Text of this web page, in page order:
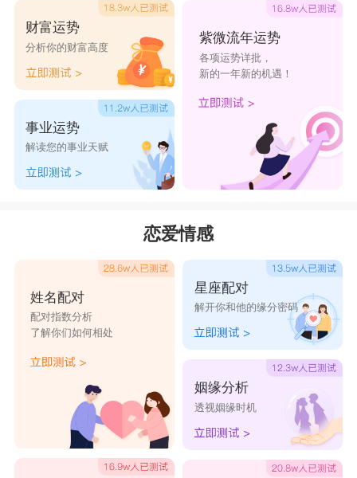
称万王之王;与火象星座 之王的狮子座，天生是王
不见王的局面。一步一脚印的摩羯，不仅看不惯狮
子好大喜功的作风，天生强人架势的狮子。其实，
狮子女的乐观大方对于不擅社交、生活严肃的摩羯
男，应该是互补的。
两人想要长久相处，律人律己的摩羯男得先学
狮子女喜爱的掌声，她会快乐的为你做每一件事。
狮子女的个性宽容，只要您不灭她威风，不要什么
都埋在心里，有时就算与她明吵，场面再火爆，以
摩羯男冷静的个性，也不致于会太难看。反而把话
说开了反而对两人都好。狮子女的霸气外表下，有
著害怕孤独的心，经常受了伤也还是笑嘻嘻的说还
好。所以只要摩羯男愿意包容、迁让，俩人还是可
以有看头的。
星座乐原创文章，转载需注明出处
财富运势
分析你的财富高度
事业运势
解读您的事业天赋
紫微流年运势
各项运势详批，
新的一年新的机遇！
恋爱情感
姓名配对
配对指数分析
了解你们如何相处
星座配对
解开你和他的缘分密码
姻缘分析
透视姻缘时机